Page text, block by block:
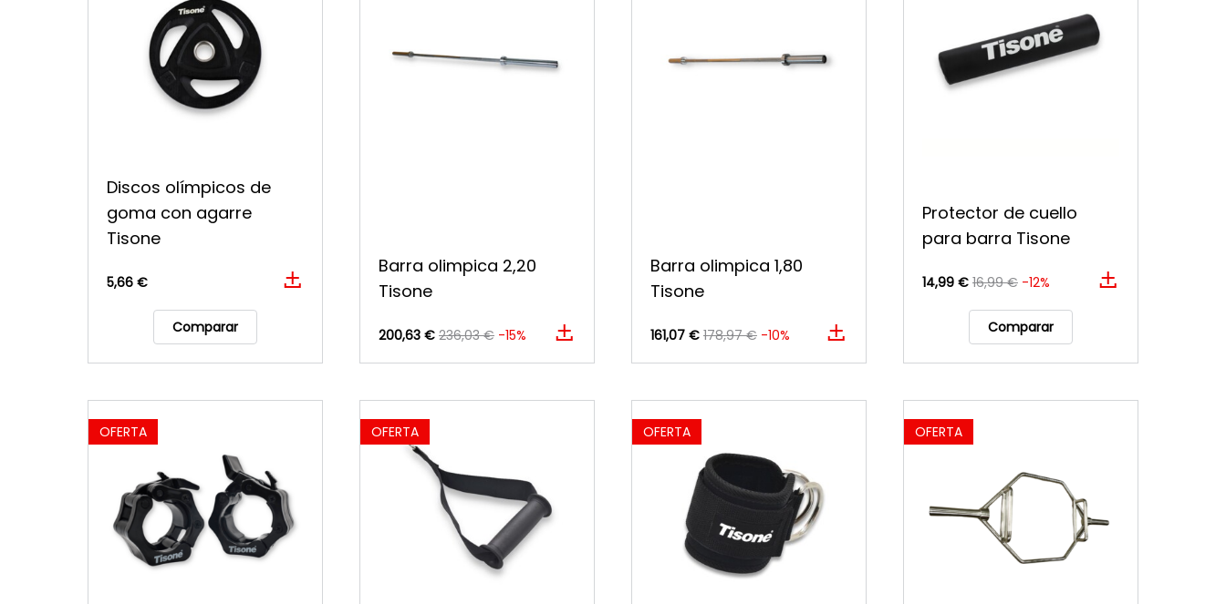
Discos olímpicos de
goma con agarre
Tisone
5,66 €
Comparar
Barra olimpica 2,20
Tisone
200,63 € 236,03 € -15%
Barra olimpica 1,80
Tisone
161,07 € 178,97 € -10%
Protector de cuello
para barra Tisone
14,99 € 16,99 € -12%
Comparar
OFERTA OFERTA OFERTA OFERTA